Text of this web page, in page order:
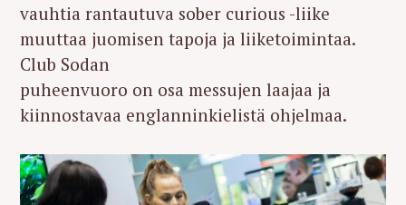
vauhtia rantautuva sober curious -liike
muuttaa juomisen tapoja ja liiketoimintaa.
Club Sodan
puheenvuoro on osa messujen laajaa ja
kiinnostavaa englanninkielistä ohjelmaa.